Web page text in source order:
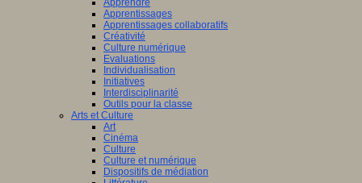
Apprendre
Apprentissages
Apprentissages collaboratifs
Créativité
Culture numérique
Evaluations
Individualisation
Initiatives
Interdisciplinarité
Outils pour la classe
Arts et Culture
Art
Cinéma
Culture
Culture et numérique
Dispositifs de médiation